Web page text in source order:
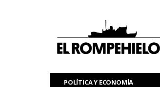
POLÍTICA Y ECONOMÍA